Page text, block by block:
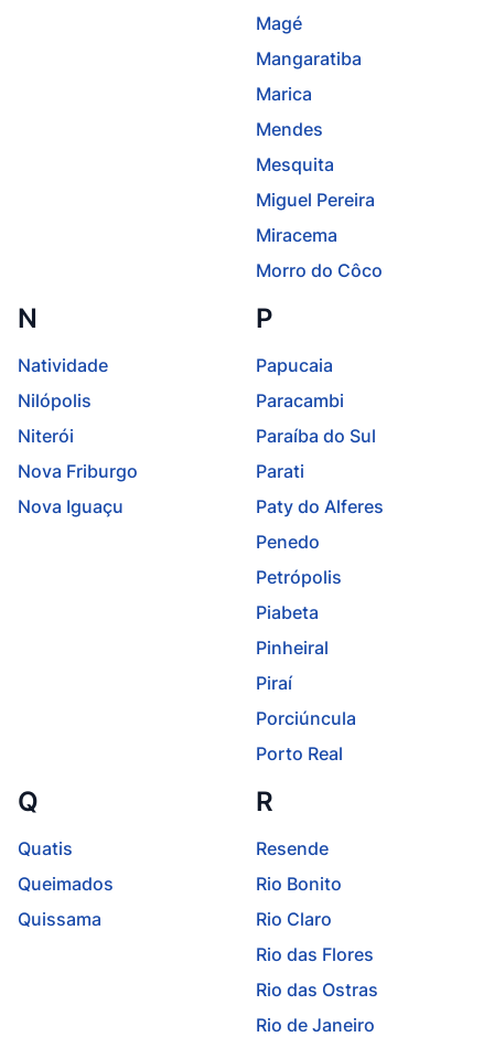
Magé
Mangaratiba
Marica
Mendes
Mesquita
Miguel Pereira
Miracema
Morro do Côco
N
Natividade
Nilópolis
Niterói
Nova Friburgo
Nova Iguaçu
P
Papucaia
Paracambi
Paraíba do Sul
Parati
Paty do Alferes
Penedo
Petrópolis
Piabeta
Pinheiral
Piraí
Porciúncula
Porto Real
Q
Quatis
Queimados
Quissama
R
Resende
Rio Bonito
Rio Claro
Rio das Flores
Rio das Ostras
Rio de Janeiro